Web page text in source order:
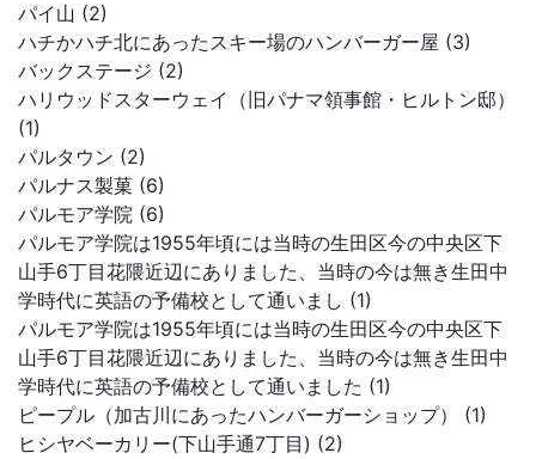
パイ山 (2)
ハチかハチ北にあったスキー場のハンバーガー屋 (3)
バックステージ (2)
ハリウッドスターウェイ（旧パナマ領事館・ヒルトン邸）
(1)
パルタウン (2)
パルナス製菓 (6)
パルモア学院 (6)
パルモア学院は1955年頃には当時の生田区今の中央区下
山手6丁目花隈近辺にありました、当時の今は無き生田中
学時代に英語の予備校として通いまし (1)
パルモア学院は1955年頃には当時の生田区今の中央区下
山手6丁目花隈近辺にありました、当時の今は無き生田中
学時代に英語の予備校として通いました (1)
ピープル（加古川にあったハンバーガーショップ） (1)
ヒシヤベーカリー(下山手通7丁目) (2)